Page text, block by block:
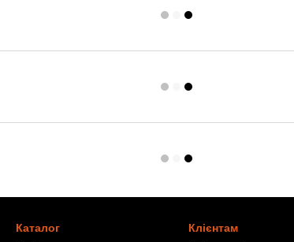
Каталог Клієнтам